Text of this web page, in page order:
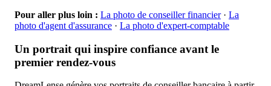
Pour aller plus loin : La photo de conseiller financier· La
photo d'agent d'assurance · La photo d'expert-comptable
Un portrait qui inspire confiance avant le
premier rendez-vous